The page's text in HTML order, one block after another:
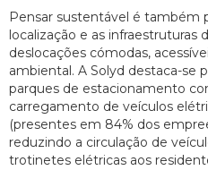
Pensar sustentável é também
localização e as infraestruturas
deslocações cómodas,
ambiental. A Solyd destaca-se
parques de estacionamento
carregamento de veículos
(presentes em 84% dos
reduzindo a circulação de
trotinetes elétricas aos